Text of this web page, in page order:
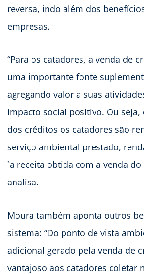
reversa, indo além dos
empresas.
“Para os catadores, a venda de
uma importante fonte
agregando valor a suas
impacto social positivo. Ou seja,
dos créditos os catadores são
serviço ambiental prestado,
`a receita obtida com a venda do
analisa.
Moura também aponta outros
sistema: “Do ponto de vista
adicional gerado pela venda de
vantajoso aos catadores coletar